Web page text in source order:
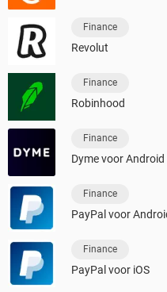
Finance
Revolut
Finance
Robinhood
Finance
Dyme voor Android
Finance
PayPal voor
Finance
PayPal voor iOS